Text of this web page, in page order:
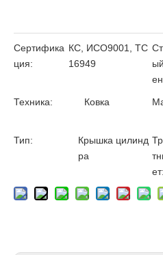
Сертифика
ция:
КС, ИСО9001, ТС
16949
Техника: Ковка
Тип:
Крышка цилинд
ра
ет: